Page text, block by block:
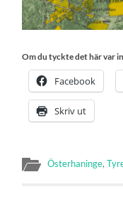
Om du tyckte det här var
Facebook
Skriv ut
Österhaninge,